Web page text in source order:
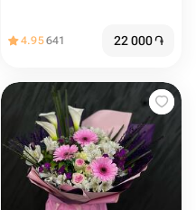
4.95641 22 000֏